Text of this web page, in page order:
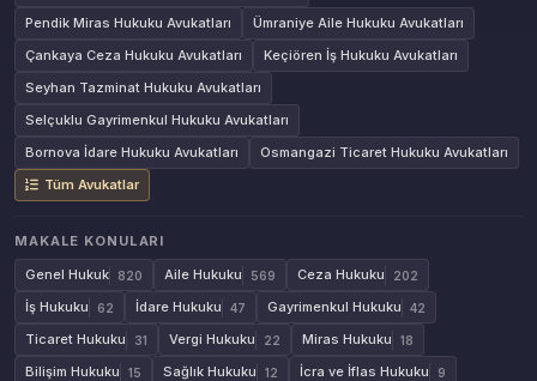
Pendik Miras Hukuku Avukatları
Ümraniye Aile Hukuku Avukatları
Çankaya Ceza Hukuku Avukatları
Keçiören İş Hukuku Avukatları
Seyhan Tazminat Hukuku Avukatları
Selçuklu Gayrimenkul Hukuku Avukatları
Bornova İdare Hukuku Avukatları
Osmangazi Ticaret Hukuku Avukatları
Tüm Avukatlar
MAKALE KONULARI
Genel Hukuk
820 Aile Hukuku 569 Ceza Hukuku 202
İş Hukuku 62 İdare Hukuku 47 Gayrimenkul Hukuku 42
Ticaret Hukuku 31 Vergi Hukuku 22 Miras Hukuku 18
Bilişim Hukuku 15 Sağlık Hukuku 12 İcra ve İflas Hukuku 9